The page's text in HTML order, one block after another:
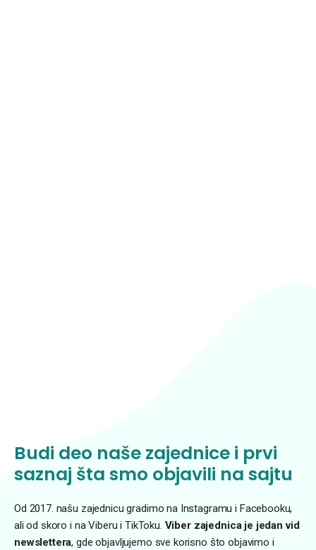
Budi deo naše zajednice i prvi
saznaj šta smo objavili na sajtu
Od 2017. našu zajednicu gradimo na Instagramu i Facebooku,
ali od skoro i na Viberu i TikToku. Viber zajednica je jedan vid
newslettera, gde objavljujemo sve korisno što objavimo i